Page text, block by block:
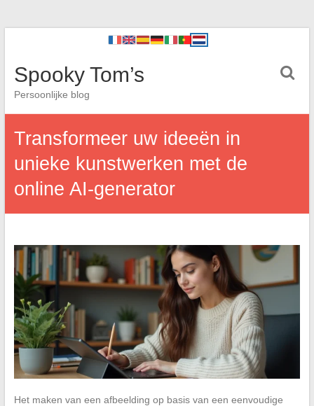
Spooky Tom’s
Persoonlijke blog
Transformeer uw ideeën in
unieke kunstwerken met de
online AI-generator
Het maken van een afbeelding op basis van een eenvoudige